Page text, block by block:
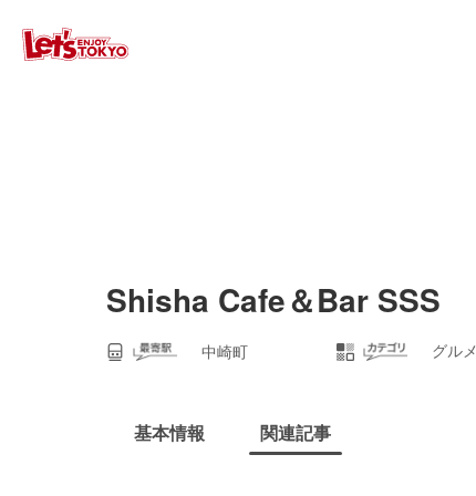
Shisha Cafe＆Bar SSS
中崎町 グルメ
基本情報 関連記事